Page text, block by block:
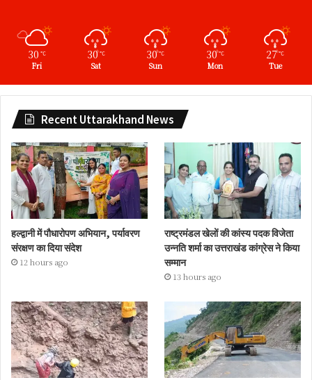
30 ℃
Fri
30 ℃
Sat
30℃
Sun
30℃
Mon
27℃
Tue
Recent Uttarakhand News
हल्द्वानी में पौधारोपण अभियान, पर्यावरण
संरक्षण का दिया संदेश
12 hours ago
राष्ट्रमंडल खेलों की कांस्य पदक विजेता
उन्नति शर्मा का उत्तराखंड कांग्रेस ने किया
सम्मान
13 hours ago